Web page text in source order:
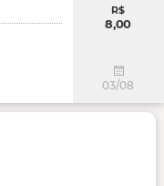
R$
8,00
03/08